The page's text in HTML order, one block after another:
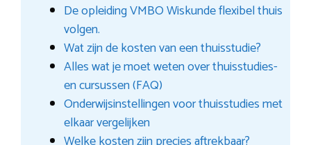
De opleiding VMBO Wiskunde flexibel thuis
volgen.
Wat zijn de kosten van een thuisstudie?
Alles wat je moet weten over thuisstudies-
en cursussen (FAQ)
Onderwijsinstellingen voor thuisstudies met
elkaar vergelijken